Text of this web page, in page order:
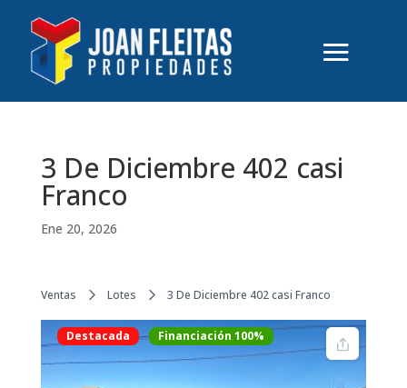
3 De Diciembre 402 casi
Franco
Ene 20, 2026
Ventas Lotes 3 De Diciembre 402 casi Franco
Destacada Financiación 100%